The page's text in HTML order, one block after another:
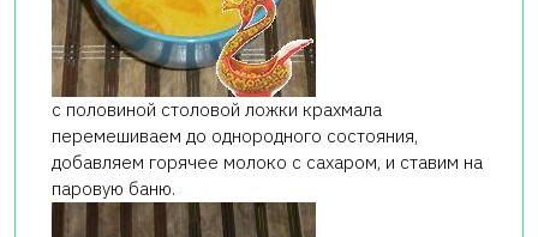
с половиной столовой ложки крахмала
перемешиваем до однородного состояния,
добавляем горячее молоко с сахаром, и ставим на
паровую баню.